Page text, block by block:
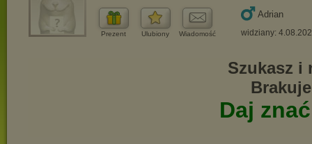
Prezent Ulubiony Wiadomość
Adrian
widziany: